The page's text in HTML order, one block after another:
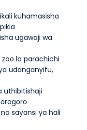
kuhamasisha
ugawaji wa
zao la parachichi
udanganyifu,
uthibitishaji
sayansi ya hali